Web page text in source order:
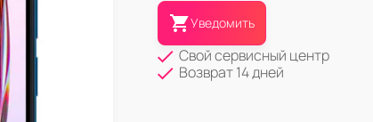
Уведомить
Свой сервисный центр
Возврат 14 дней